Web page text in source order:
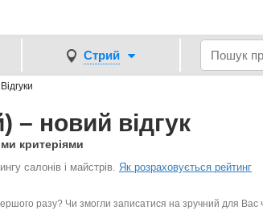
Стрий
Відгуки
новий відгук
критеріями
салонів і майстрів. Як розраховується рейтинг
разу? Чи змогли записатися на зручний для Вас